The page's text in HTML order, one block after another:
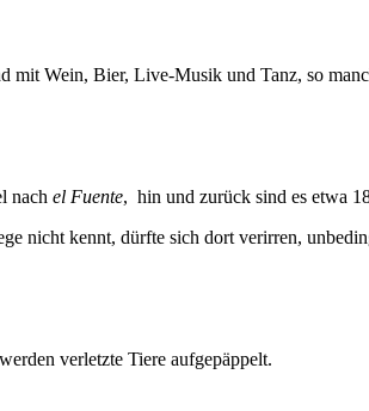
mit Wein, Bier, Live-Musik und Tanz, so
nach el Fuente, hin und zurück sind es etwa
nicht kennt, dürfte sich dort verirren,
verletzte Tiere aufgepäppelt.